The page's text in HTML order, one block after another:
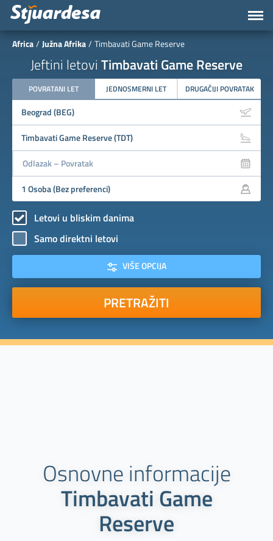
Africa Južna Afrika Timbavati Game Reserve
Jeftini letovi Timbavati Game Reserve
POVRATANI LET JEDNOSMERNI LET DRUGAČIJI POVRATAK
Letovi u bliskim danima
Samo direktni letovi
VIŠE OPCIJA
PRETRAŽITI
Osnovne informacije
Timbavati Game
Reserve